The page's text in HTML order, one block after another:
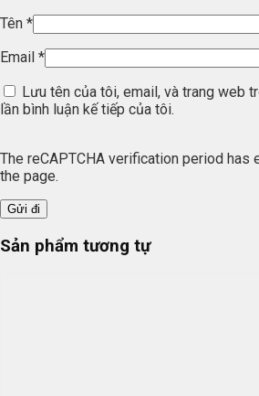
Tên *
Email *
Lưu tên của tôi, email, và trang web
lần bình luận kế tiếp của tôi.
The reCAPTCHA verification period has
the page.
Sản phẩm tương tự